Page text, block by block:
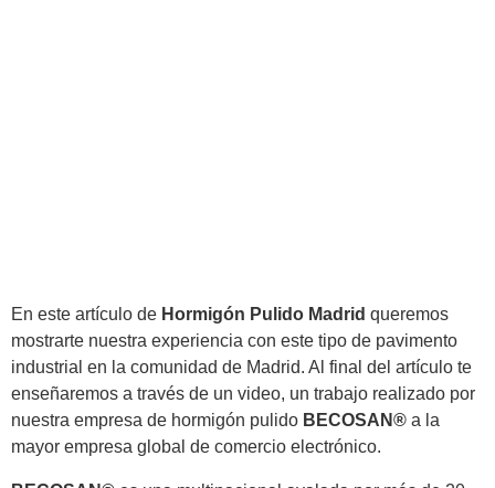
En este artículo de Hormigón Pulido Madrid queremos
mostrarte nuestra experiencia con este tipo de pavimento
industrial en la comunidad de Madrid. Al final del artículo te
enseñaremos a través de un video, un trabajo realizado por
nuestra empresa de hormigón pulido BECOSAN® a la
mayor empresa global de comercio electrónico.